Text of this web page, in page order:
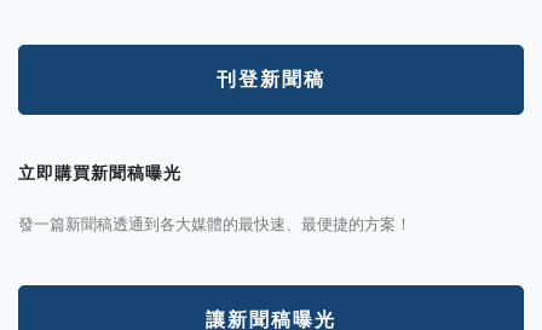
刊登新聞稿
立即購買新聞稿曝光
發一篇新聞稿透通到各大媒體的最快速、最便捷的方案！
讓新聞稿曝光